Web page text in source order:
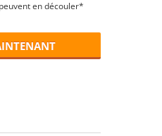
en découler*